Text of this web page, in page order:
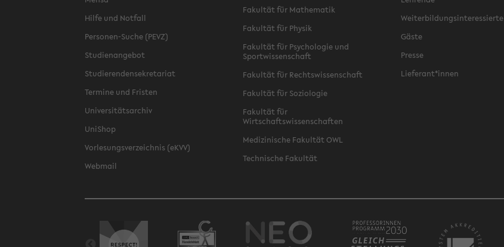
Hilfe und Notfall
Personen-Suche (PEVZ)
Studienangebot
Studierendensekretariat
Termine und Fristen
Universitätsarchiv
UniShop
Vorlesungsverzeichnis (eKVV)
Webmail
Fakultät für Mathematik
Fakultät für Physik
Fakultät für Psychologie und
Sportwissenschaft
Fakultät für Rechtswissenschaft
Fakultät für Soziologie
Fakultät für
Wirtschaftswissenschaften
Medizinische Fakultät OWL
Technische Fakultät
Weiterbildungsinteressierte
Gäste
Presse
Lieferant*innen